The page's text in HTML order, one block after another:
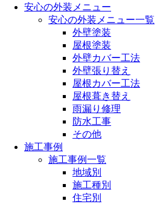
安心の外装メニュー
安心の外装メニュー一覧
外壁塗装
屋根塗装
外壁カバー工法
外壁張り替え
屋根カバー工法
屋根葺き替え
雨漏り修理
防水工事
その他
施工事例
施工事例一覧
地域別
施工種別
住宅別